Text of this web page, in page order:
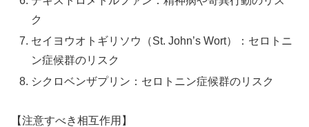
ク
セイヨウオトギリソウ（St. John’s Wort）：セロトニ
ン症候群のリスク
シクロベンザプリン：セロトニン症候群のリスク
【注意すべき相互作用】